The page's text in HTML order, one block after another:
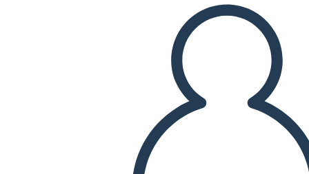
Skopiuj tę scenorys
STWÓRZ SCENORYS
ODTWARZANIE POKAZU SLAJDÓW
PRZECZYTAJ MI